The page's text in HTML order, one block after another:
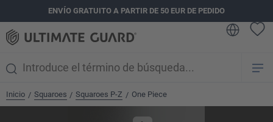
principalENVÍO GRATUITO A PARTIR DE 50 EUR DE PEDIDO
Inicio / Squaroes / Squaroes P-Z / One Piece